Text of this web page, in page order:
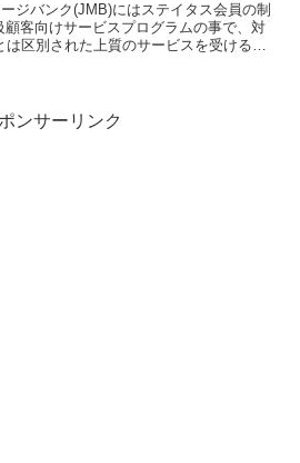
ジバンク(JMB)にはステイタス会員の制
客向けサービスプログラムの事で、対
区別された上質のサービスを受ける事
ンサーリンク